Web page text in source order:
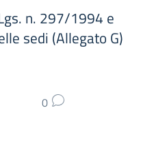
n. 297/1994 e
sedi (Allegato G)
0